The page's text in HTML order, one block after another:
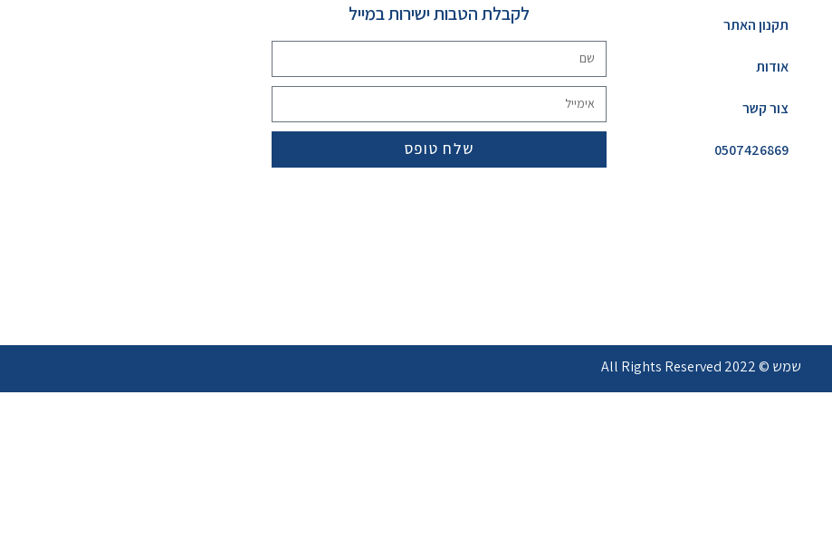
תקנון האתר
אודות
צור קשר
0507426869
לקבלת הטבות ישירות במייל
שלח טופס
שמש © 2022 All Rights Reserved